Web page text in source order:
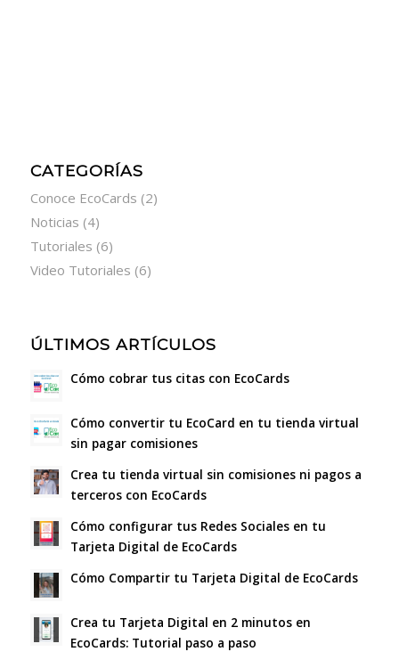
CATEGORÍAS
Conoce EcoCards (2)
Noticias (4)
Tutoriales (6)
Video Tutoriales (6)
ÚLTIMOS ARTÍCULOS
Cómo cobrar tus citas con EcoCards
Cómo convertir tu EcoCard en tu tienda virtual
sin pagar comisiones
Crea tu tienda virtual sin comisiones ni pagos a
terceros con EcoCards
Cómo configurar tus Redes Sociales en tu
Tarjeta Digital de EcoCards
Cómo Compartir tu Tarjeta Digital de EcoCards
Crea tu Tarjeta Digital en 2 minutos en
EcoCards: Tutorial paso a paso